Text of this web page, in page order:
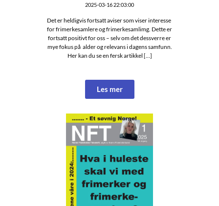
2025-03-16 22:03:00
Det er heldigvis fortsatt aviser som viser interesse
for frimerkesamlere og frimerkesamlimg. Dette er
fortsatt positivt for oss – selv om det dessverre er
mye fokus på alder og relevans i dagens samfunn.
Her kan du se en fersk artikkel […]
Les mer